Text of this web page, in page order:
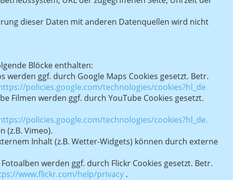
dieser Daten mit anderen Datenquellen wird nicht
Blöcke enthalten:
werden ggf. durch Google Maps Cookies gesetzt. Betr.
policies.google.com/technologies/cookies?hl_de
Filmen werden ggf. durch YouTube Cookies gesetzt.
policies.google.com/technologies/cookies?hl_de.
(z.B. Vimeo).
Inhalt (z.B. Wetter-Widgets) können durch externe
werden ggf. durch Flickr Cookies gesetzt. Betr.
www.flickr.com/help/privacy .